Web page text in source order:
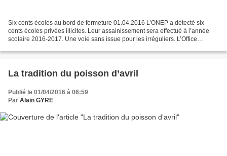
Six cents écoles au bord de fermeture 01.04.2016 L’ONEP a détecté six
cents écoles privées illicites. Leur assainissement sera effectué à l’année
scolaire 2016-2017. Une voie sans issue pour les irréguliers. L’Office
La tradition du poisson d’avril
Publié le 01/04/2016 à 06:59
Par Alain GYRE